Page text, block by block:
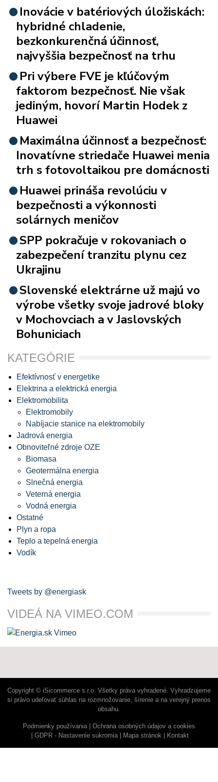
Inovácie v batériových úložiskách:
hybridné chladenie,
bezkonkurenčná účinnosť,
najvyššia bezpečnosť na trhu
Pri výbere FVE je kľúčovým
faktorom bezpečnosť. Nie však
jediným, hovorí Martin Hodek z
Huawei
Maximálna účinnosť a bezpečnosť:
Inovatívne striedače Huawei menia
trh s fotovoltaikou pre domácnosti
Huawei prináša revolúciu v
bezpečnosti a výkonnosti
solárnych meničov
SPP pokračuje v rokovaniach o
zabezpečení tranzitu plynu cez
Ukrajinu
Slovenské elektrárne už majú vo
výrobe všetky svoje jadrové bloky
v Mochovciach a v Jaslovských
Bohuniciach
KATEGÓRIE
Efektívnosť v energetike
Elektrina a elektrická energia
Elektromobilita
Elektromobily
Nabíjacie stanice na elektromobily
Jadrová energia
Obnoviteľné zdroje OZE
Biomasa
Geotermálna energia
Slnečná energia
Veterná energia
Vodná energia
Ostatné
Plyn a ropa
Teplo a tepelná energia
Vodík
Tweets by @energiask
VIDEÁ NA VIMEO.COM
Copyright © iSicommerce s.r.o. Všetky práva vyhradené. Vyhradzujeme
si právo udeľovať súhlas na rozmnožovanie, šírenie a na verejný prenos
obsahu.
Podmienky používania
Ochrana osobných údajov a cookies
GDPR - Nastavenie sukromia
Mapa stránok Kontakt